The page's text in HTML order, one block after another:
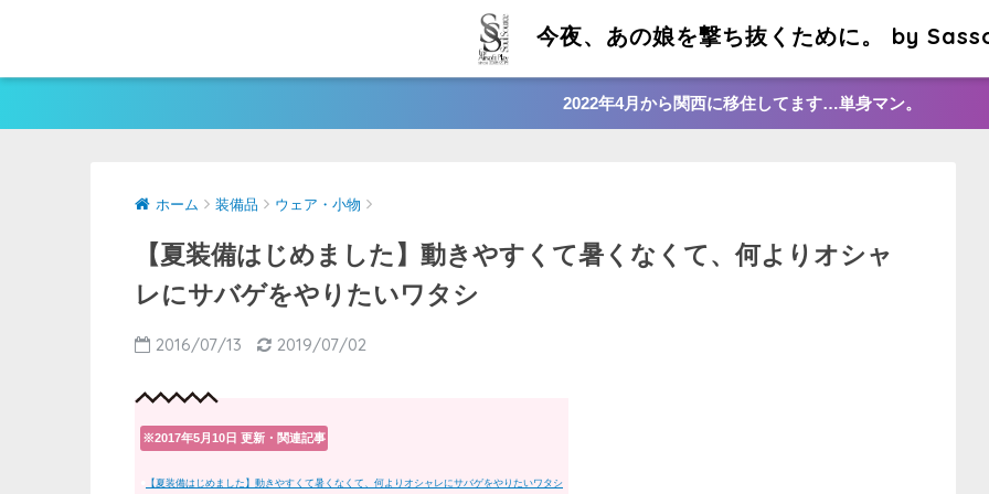
今夜、あの娘を撃ち抜くために。 by
2022年4月から関西に移住してます…単身マン。
ホーム 装備品 ウェア・小物
【夏装備はじめました】動きやすくて暑くなくて、何よりオシャ
レにサバゲをやりたいワタシ
2016/07/13 2019/07/02
※2017年5月10日 更新・関連記事
【夏装備はじめました】動きやすくて暑くなくて、何よりオシャレにサバゲをやりたいワタシ